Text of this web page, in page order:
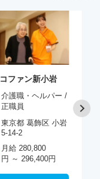
ファン新小岩
介護職・ヘルパー /
正職員
東京都 葛飾区 小岩
5-14-2
月給 280,800
円 ～ 296,400円